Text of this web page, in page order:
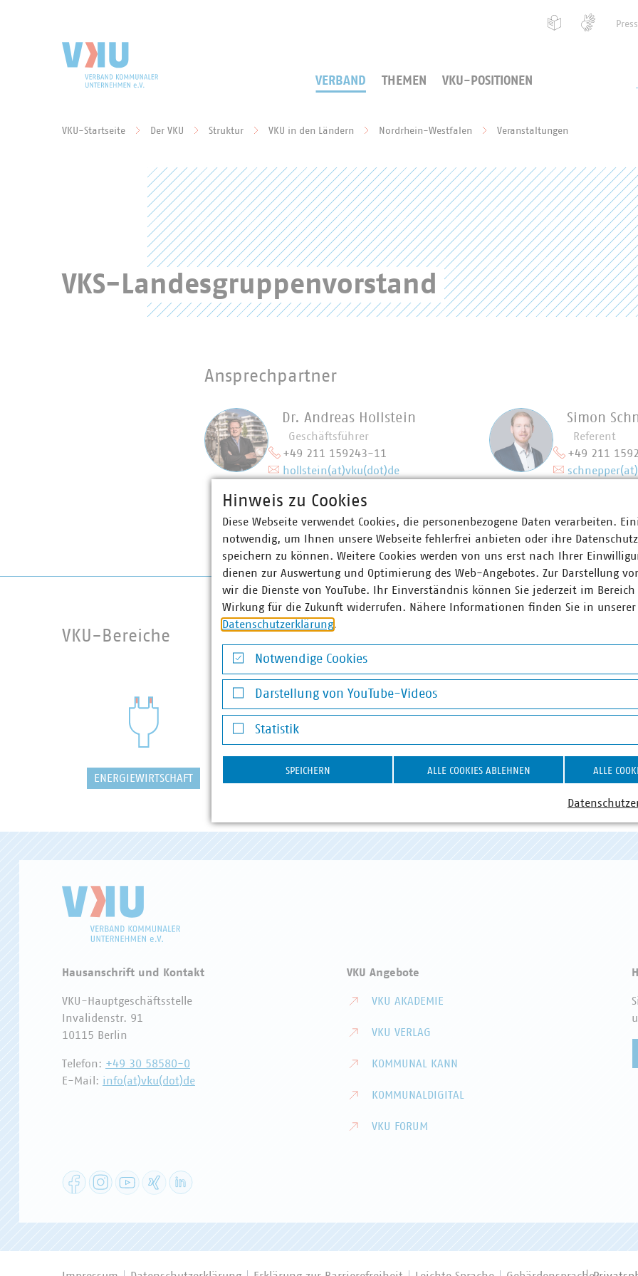
VERBAND THEMEN VKU-POSITIONEN
VKU-Startseite Der VKU Struktur VKU in den Ländern Nordrhein-Westfalen Veranstaltungen
VKS-Landesgruppenvorstand
Ansprechpartner
Dr. Andreas Hollstein
Geschäftsführer
+49 211 159243-11
hollstein(at)vku(dot)de
Simon
Referent
+49 211
VKU-Bereiche
ENERGIEWIRTSCHAFT
Hausanschrift und Kontakt
VKU-Hauptgeschäftsstelle
Invalidenstr. 91
10115 Berlin
Telefon: +49 30 58580-0
E-Mail: info(at)vku(dot)de
VKU Angebote
VKU AKADEMIE
VKU VERLAG
KOMMUNAL KANN
KOMMUNALDIGITAL
VKU FORUM
FacebookInstagramYouTube XING
Hinweis zu Cookies
Diese Webseite verwendet Cookies, die personenbezogene Daten verarbeiten.
notwendig, um Ihnen unsere Webseite fehlerfrei anbieten oder ihre
speichern zu können. Weitere Cookies werden von uns erst nach Ihrer
dienen zur Auswertung und Optimierung des Web-Angebotes. Zur Darstellung
wir die Dienste von YouTube. Ihr Einverständnis können Sie jederzeit im
Wirkung für die Zukunft widerrufen. Nähere Informationen finden Sie in unserer
Datenschutzerklärung.
Notwendige Cookies
Notwendige Cookies
Darstellung von YouTube-Videos
Darstellung von YouTube-Videos
Statistik
Statistik
SPEICHERN ALLE COOKIES ABLEHNEN ALLE